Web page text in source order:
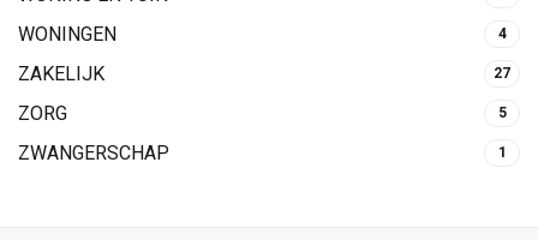
WONINGEN 4
ZAKELIJK 27
ZORG 5
ZWANGERSCHAP 1